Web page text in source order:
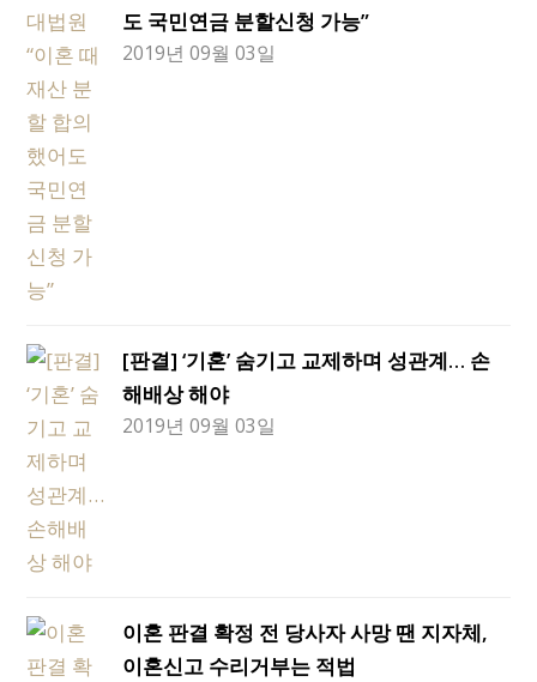
도 국민연금 분할신청 가능”
2019년 09월 03일
[판결] ‘기혼’ 숨기고 교제하며 성관계… 손
해배상 해야
2019년 09월 03일
이혼 판결 확정 전 당사자 사망 땐 지자체,
이혼신고 수리거부는 적법